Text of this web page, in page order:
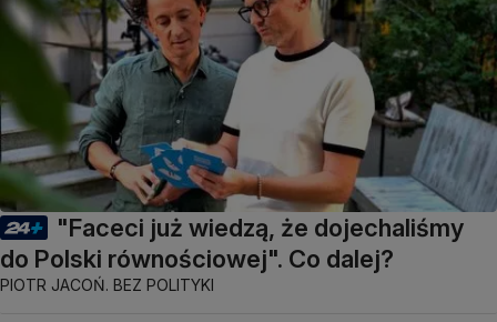
"Faceci już wiedzą, że dojechaliśmy
do Polski równościowej". Co dalej?
PIOTR JACOŃ. BEZ POLITYKI